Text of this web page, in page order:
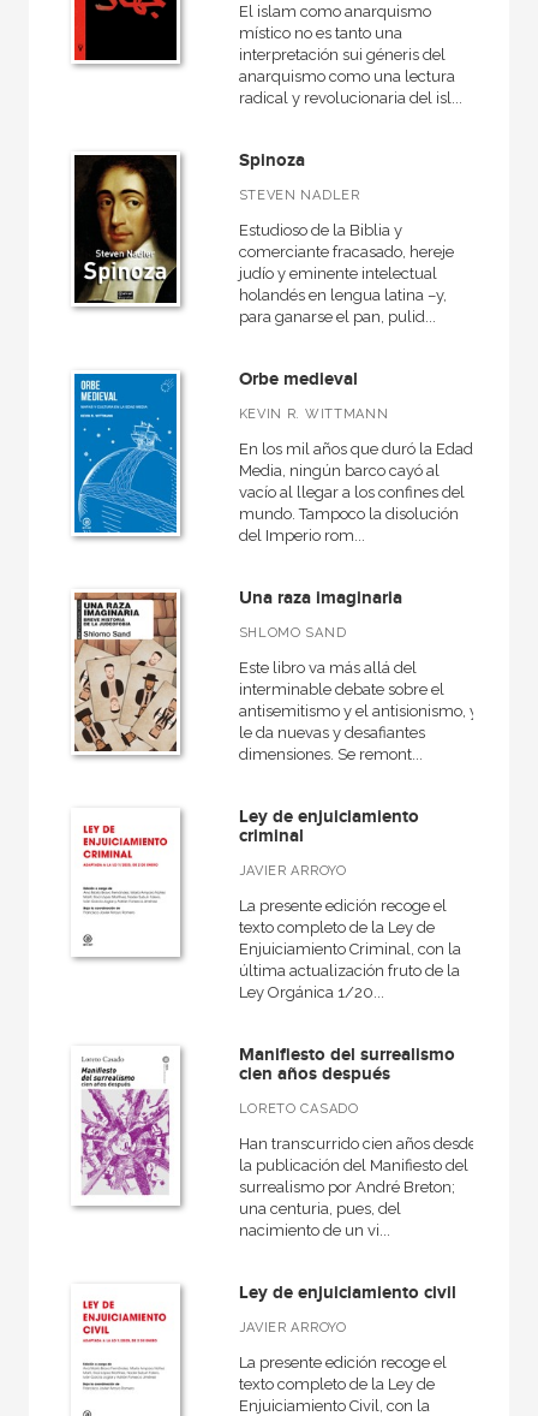
El islam como anarquismo
místico no es tanto una
interpretación sui géneris del
anarquismo como una lectura
radical y revolucionaria del isl...
Spinoza
STEVEN NADLER
Estudioso de la Biblia y
comerciante fracasado, hereje
judío y eminente intelectual
holandés en lengua latina –y,
para ganarse el pan, pulid...
Orbe medieval
KEVIN R. WITTMANN
En los mil años que duró la Edad
Media, ningún barco cayó al
vacío al llegar a los confines del
mundo. Tampoco la disolución
del Imperio rom...
Una raza imaginaria
SHLOMO SAND
Este libro va más allá del
interminable debate sobre el
antisemitismo y el antisionismo, y
le da nuevas y desafiantes
dimensiones. Se remont...
Ley de enjuiciamiento
criminal
JAVIER ARROYO
La presente edición recoge el
texto completo de la Ley de
Enjuiciamiento Criminal, con la
última actualización fruto de la
Ley Orgánica 1/20...
Manifiesto del surrealismo
cien años después
LORETO CASADO
Han transcurrido cien años desde
la publicación del Manifiesto del
surrealismo por André Breton;
una centuria, pues, del
nacimiento de un vi...
Ley de enjuiciamiento civil
JAVIER ARROYO
La presente edición recoge el
texto completo de la Ley de
Enjuiciamiento Civil, con la